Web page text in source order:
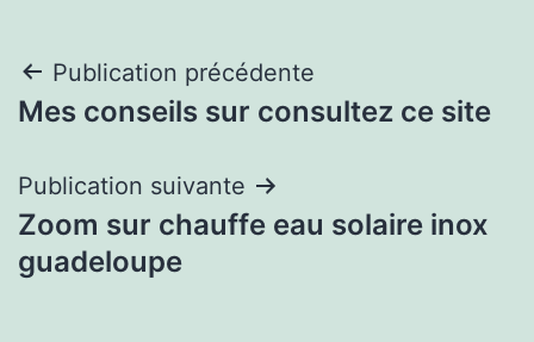
Navigation
de
l’article
Publication précédente
Mes conseils sur consultez ce site
Publication suivante
Zoom sur chauffe eau solaire inox
guadeloupe